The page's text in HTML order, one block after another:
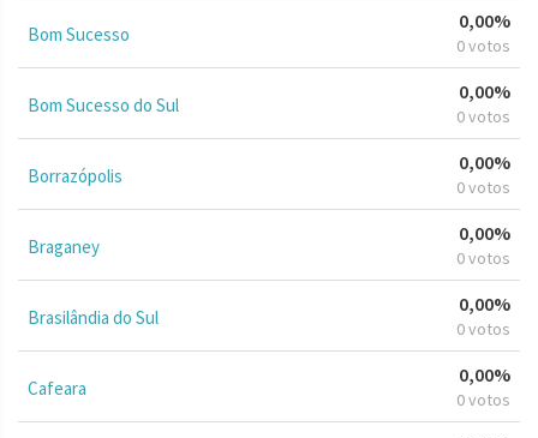
Bom Sucesso
0,00%
0 votos
Bom Sucesso do Sul
0,00%
0 votos
Borrazópolis
0,00%
0 votos
Braganey
0,00%
0 votos
Brasilândia do Sul
0,00%
0 votos
Cafeara
0,00%
0 votos